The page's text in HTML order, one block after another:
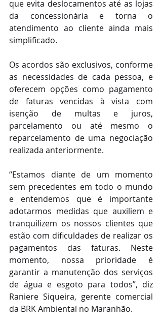
que evita deslocamentos até as lojas
da concessionária e torna o
atendimento ao cliente ainda mais
simplificado.
Os acordos são exclusivos, conforme
as necessidades de cada pessoa, e
oferecem opções como pagamento
de faturas vencidas à vista com
isenção de multas e juros,
parcelamento ou até mesmo o
reparcelamento de uma negociação
realizada anteriormente.
“Estamos diante de um momento
sem precedentes em todo o mundo
e entendemos que é importante
adotarmos medidas que auxiliem e
tranquilizem os nossos clientes que
estão com dificuldades de realizar os
pagamentos das faturas. Neste
momento, nossa prioridade é
garantir a manutenção dos serviços
de água e esgoto para todos”, diz
Raniere Siqueira, gerente comercial
da BRK Ambiental no Maranhão.